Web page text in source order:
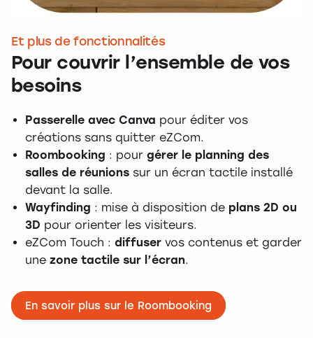
Et plus de fonctionnalités
Pour couvrir l’ensemble de vos
besoins
Passerelle avec Canva pour éditer vos
créations sans quitter eZCom.
Roombooking : pour gérer le planning des
salles de réunions sur un écran tactile installé
devant la salle.
Wayfinding : mise à disposition de plans 2D ou
3D pour orienter les visiteurs.
eZCom Touch : diffuser vos contenus et garder
une zone tactile sur l’écran.
En savoir plus sur le Roombooking